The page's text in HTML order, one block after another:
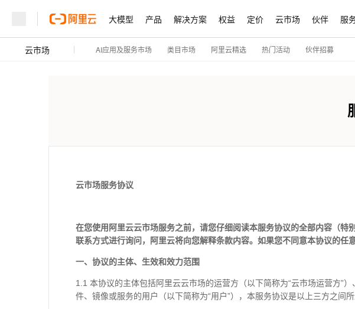
大模型 产品 解决方案 权益 定价 云市场 伙伴 服
云市场 AI应用及服务市场 类目市场 阿里云精选 热门活动 伙伴招募
云市场服务协议
在您使用阿里云云市场服务之前，请您仔细阅读本服务协议的全部内容（
联系方式进行询问，阿里云将向您解释条款内容。如果您不同意本协议的任
一、协议的主体、生效和效力范围
1.1 本协议的主体包括阿里云云市场的运营方（以下简称为“云市场运营方”
件、镜像或服务的用户（以下简称为“用户”），本服务协议是以上三方之间